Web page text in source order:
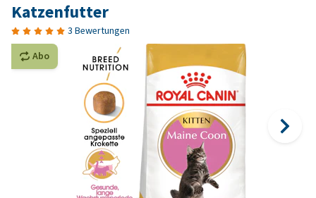
Katzenfutter
3 Bewertungen
Abo